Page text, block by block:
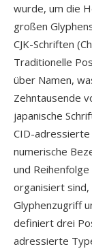
wurde, um die
großen
CJK-Schriften
Traditionelle
über Namen,
Zehntausende
japanische
CID-adressierte
numerische
und
organisiert
Glyphenzugriff
definiert drei
adressierte